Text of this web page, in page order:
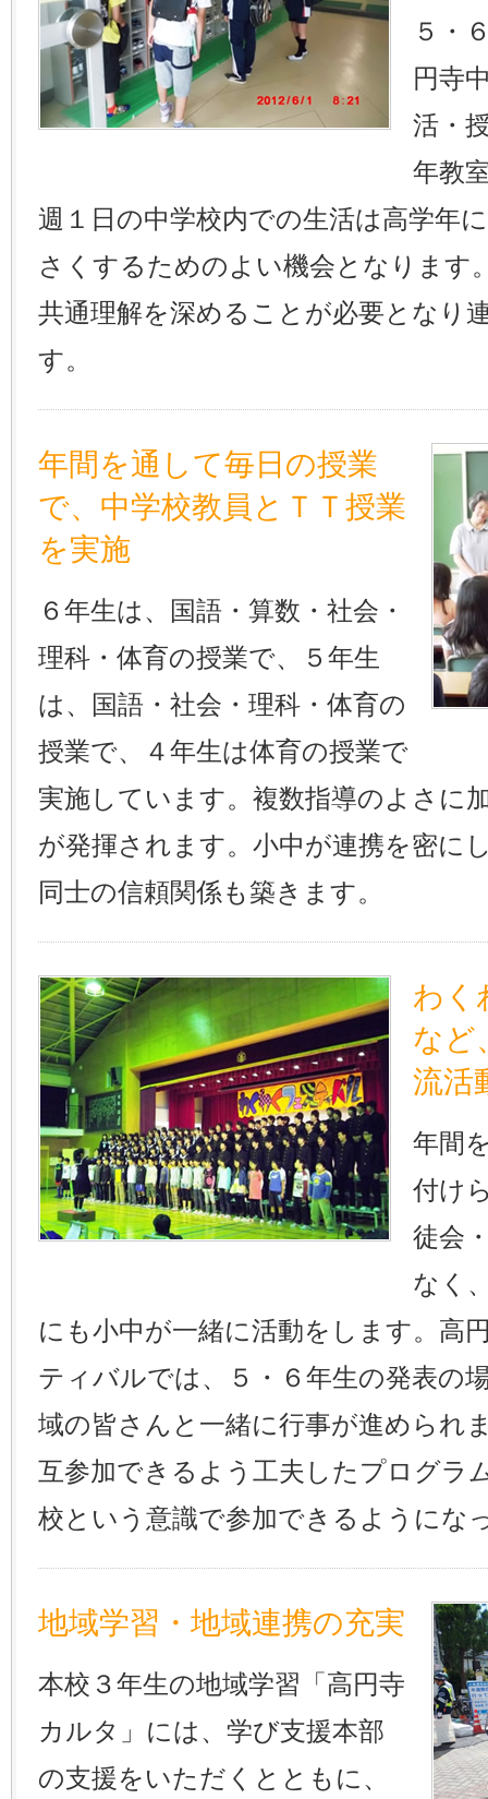
５・
円寺
活・
年教
週１日の中学校内での生活は高学年
さくするためのよい機会となります
共通理解を深めることが必要となり
す。
年間を通して毎日の授業
で、中学校教員とＴＴ授業
を実施
６年生は、国語・算数・社会・
理科・体育の授業で、５年生
は、国語・社会・理科・体育の
授業で、４年生は体育の授業で
実施しています。複数指導のよさに
が発揮されます。小中が連携を密に
同士の信頼関係も築きます。
わく
など
流活
年間
付け
徒会
なく
にも小中が一緒に活動をします。高
ティバルでは、５・６年生の発表の
域の皆さんと一緒に行事が進められ
互参加できるよう工夫したプログラ
校という意識で参加できるようにな
地域学習・地域連携の充実
本校３年生の地域学習「高円寺
カルタ」には、学び支援本部
の支援をいただくとともに、